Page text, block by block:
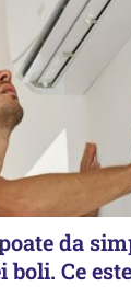
da
boli. Ce